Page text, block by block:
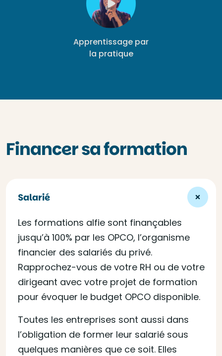
Apprentissage par
la pratique
Financer sa formation
Salarié
Les formations alfie sont finançables
jusqu’à 100% par les OPCO, l’organisme
financier des salariés du privé.
Rapprochez-vous de votre RH ou de votre
dirigeant avec votre projet de formation
pour évoquer le budget OPCO disponible.
Toutes les entreprises sont aussi dans
l’obligation de former leur salarié sous
quelques manières que ce soit. Elles